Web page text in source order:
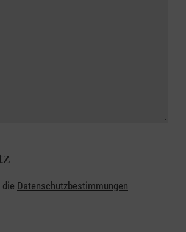
die Datenschutzbestimmungen